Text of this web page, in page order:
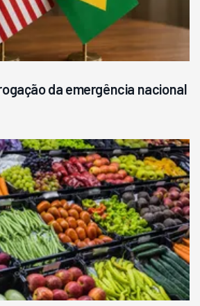
da emergência nacional